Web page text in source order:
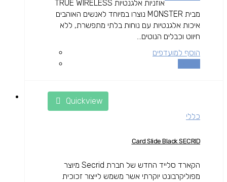
אוזניות אלגנטיות TRUE WIRELESS
מבית MONSTER נוצרו במיוחד לאנשים האוהבים
איכות אלגנטיות עם נוחות בלתי מתפשרת, ללא
חיווט וכבלים הנוטים...
הוסף למועדפים
Quickview
כללי
Card Slide Black SECRID
הקארד סלייד החדש של חברת Secrid מיוצר
מפוליקרבונט יוקרתי אשר משמש לייצור זכוכית